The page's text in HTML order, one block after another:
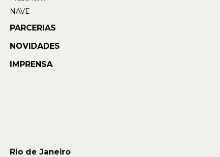
NAVE
PARCERIAS
NOVIDADES
IMPRENSA
Rio de Janeiro